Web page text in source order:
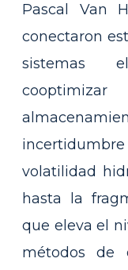
Pascal Van
conectaron
sistemas
cooptimizar
volatilidad
hasta la
que eleva el
métodos de